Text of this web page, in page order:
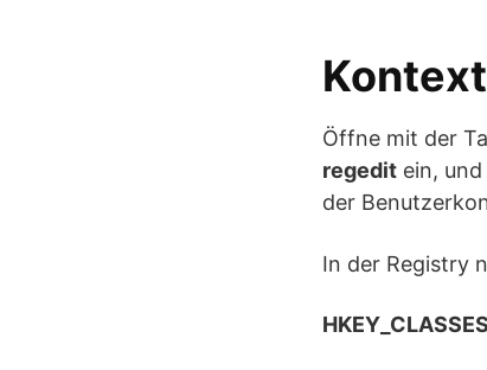
Öffne mit der
regedit ein,
der
In der Registry